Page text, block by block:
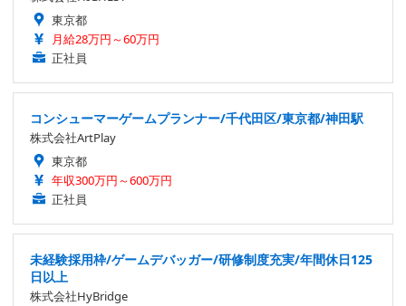
東京都
月給28万円～60万円
正社員
コンシューマーゲームプランナー/千代田区/東京都/神田駅
株式会社ArtPlay
東京都
年収300万円～600万円
正社員
未経験採用枠/ゲームデバッガー/研修制度充実/年間休日125
日以上
株式会社HyBridge